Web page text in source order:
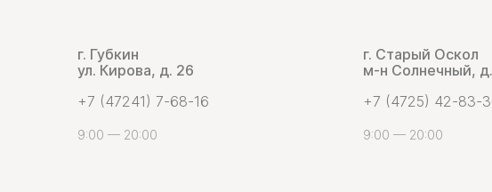
г. Губкин
ул. Кирова, д. 26
+7 (47241) 7-68-16
9:00 — 20:00
г. Старый Оскол
м-н Солнечный,
+7 (4725) 42-83-
9:00 — 20:00